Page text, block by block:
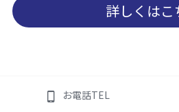
詳しくはこ
お電話TEL